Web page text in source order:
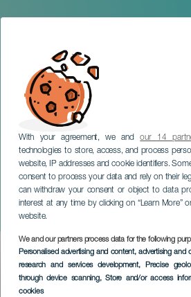
With your agreement, we andour 14
technologies to store, access, and process
website, IP addresses and cookie identifiers.
consent to process your data and rely on their
can withdraw your consent or object to data
interest at any time by clicking on “Learn More”
website.
We and our partners process data for the following
Personalised advertising and content, advertising
research and services development, Precise
through device scanning, Store and/or access
cookies
Honor Canario
LANZAROTE
Imagen
Listado